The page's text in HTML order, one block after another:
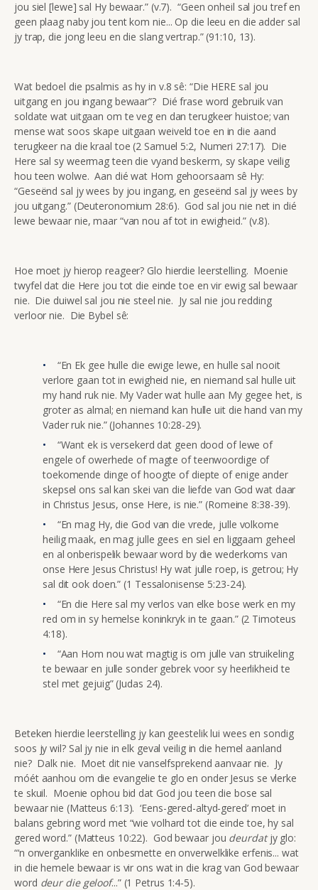
jou siel [lewe] sal Hy bewaar.” (v.7). “Geen onheil sal jou tref en
geen plaag naby jou tent kom nie... Op die leeu en die adder sal
jy trap, die jong leeu en die slang vertrap.” (91:10, 13).
Wat bedoel die psalmis as hy in v.8 sê: “Die HERE sal jou
uitgang en jou ingang bewaar”? Dié frase word gebruik van
soldate wat uitgaan om te veg en dan terugkeer huistoe; van
mense wat soos skape uitgaan weiveld toe en in die aand
terugkeer na die kraal toe (2 Samuel 5:2, Numeri 27:17). Die
Here sal sy weermag teen die vyand beskerm, sy skape veilig
hou teen wolwe. Aan dié wat Hom gehoorsaam sê Hy:
“Geseënd sal jy wees by jou ingang, en geseënd sal jy wees by
jou uitgang.” (Deuteronomium 28:6). God sal jou nie net in dié
lewe bewaar nie, maar “van nou af tot in ewigheid.” (v.8).
Hoe moet jy hierop reageer? Glo hierdie leerstelling. Moenie
twyfel dat die Here jou tot die einde toe en vir ewig sal bewaar
nie. Die duiwel sal jou nie steel nie. Jy sal nie jou redding
verloor nie. Die Bybel sê:
“En Ek gee hulle die ewige lewe, en hulle sal nooit
verlore gaan tot in ewigheid nie, en niemand sal hulle uit
my hand ruk nie. My Vader wat hulle aan My gegee het, is
groter as almal; en niemand kan hulle uit die hand van my
Vader ruk nie.” (Johannes 10:28-29).
“Want ek is versekerd dat geen dood of lewe of
engele of owerhede of magte of teenwoordige of
toekomende dinge of hoogte of diepte of enige ander
skepsel ons sal kan skei van die liefde van God wat daar
in Christus Jesus, onse Here, is nie.” (Romeine 8:38-39).
“En mag Hy, die God van die vrede, julle volkome
heilig maak, en mag julle gees en siel en liggaam geheel
en al onberispelik bewaar word by die wederkoms van
onse Here Jesus Christus! Hy wat julle roep, is getrou; Hy
sal dit ook doen.” (1 Tessalonisense 5:23-24).
“En die Here sal my verlos van elke bose werk en my
red om in sy hemelse koninkryk in te gaan.” (2 Timoteus
4:18).
“Aan Hom nou wat magtig is om julle van struikeling
te bewaar en julle sonder gebrek voor sy heerlikheid te
stel met gejuig” (Judas 24).
Beteken hierdie leerstelling jy kan geestelik lui wees en sondig
soos jy wil? Sal jy nie in elk geval veilig in die hemel aanland
nie? Dalk nie. Moet dit nie vanselfsprekend aanvaar nie. Jy
móét aanhou om die evangelie te glo en onder Jesus se vlerke
te skuil. Moenie ophou bid dat God jou teen die bose sal
bewaar nie (Matteus 6:13). ‘Eens-gered-altyd-gered’ moet in
balans gebring word met “wie volhard tot die einde toe, hy sal
gered word.” (Matteus 10:22). God bewaar jou deurdatjy glo:
“‘n onverganklike en onbesmette en onverwelklike erfenis... wat
in die hemele bewaar is vir ons wat in die krag van God bewaar
word deur die geloof...” (1 Petrus 1:4-5).